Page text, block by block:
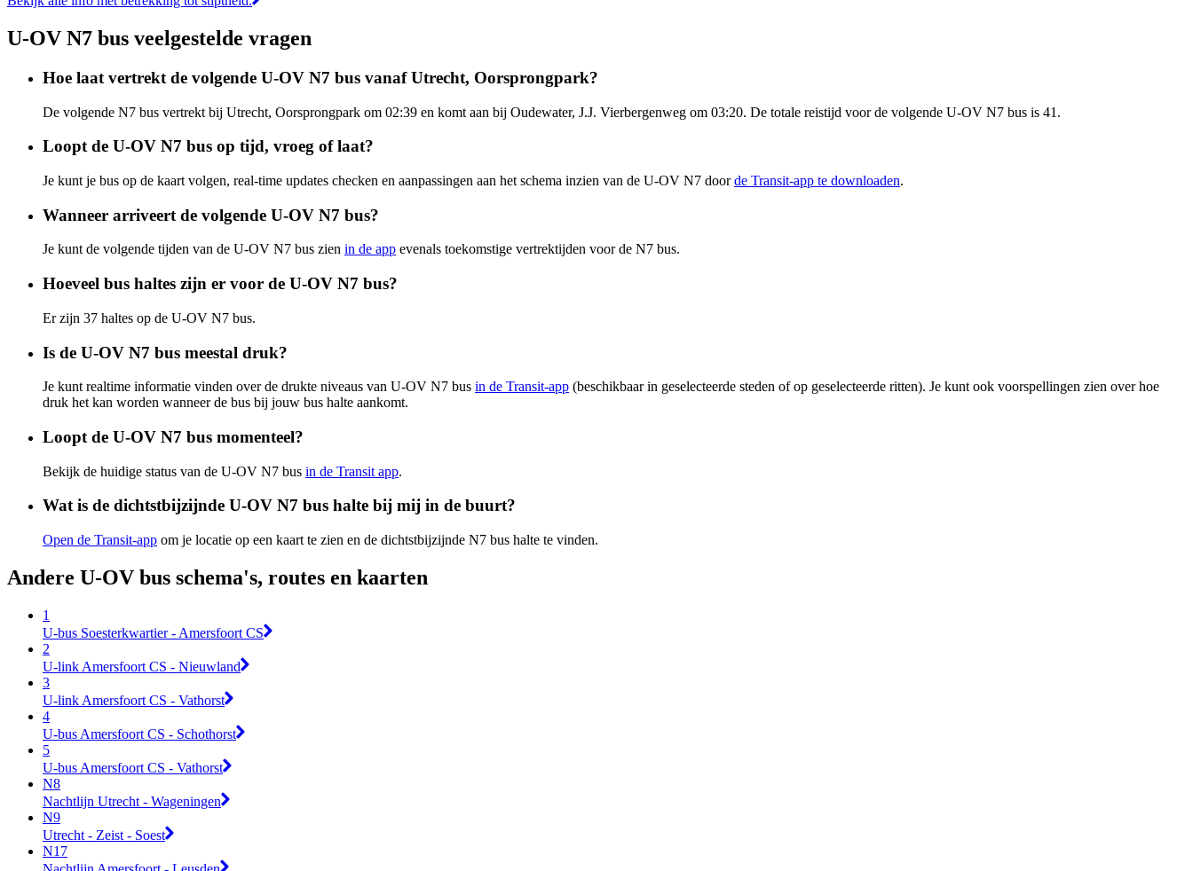
U-OV N7 bus veelgestelde vragen
Hoe laat vertrekt de volgende U-OV N7 bus vanaf Utrecht, Oorsprongpark?
De volgende N7 bus vertrekt bij Utrecht, Oorsprongpark om 02:39 en komt aan bij Oudewater, J.J. Vierbergenweg om 03:20. De totale reistijd voor de volgende U-OV N7 bus is 41.
Loopt de U-OV N7 bus op tijd, vroeg of laat?
Je kunt je bus op de kaart volgen, real-time updates checken en aanpassingen aan het schema inzien van de U-OV N7 doorde Transit-app te downloaden.
Wanneer arriveert de volgende U-OV N7 bus?
Je kunt de volgende tijden van de U-OV N7 bus zien in de app evenals toekomstige vertrektijden voor de N7 bus.
Hoeveel bus haltes zijn er voor de U-OV N7 bus?
Er zijn 37 haltes op de U-OV N7 bus.
Is de U-OV N7 bus meestal druk?
Je kunt realtime informatie vinden over de drukte niveaus van U-OV N7 bus in de Transit-app (beschikbaar in geselecteerde steden of op geselecteerde ritten). Je kunt ook voorspellingen zien over hoe
druk het kan worden wanneer de bus bij jouw bus halte aankomt.
Loopt de U-OV N7 bus momenteel?
Bekijk de huidige status van de U-OV N7 bus in de Transit app.
Wat is de dichtstbijzijnde U-OV N7 bus halte bij mij in de buurt?
Open de Transit-app om je locatie op een kaart te zien en de dichtstbijzijnde N7 bus halte te vinden.
Andere U-OV bus schema's, routes en kaarten
1
U-bus Soesterkwartier - Amersfoort CS
2
U-link Amersfoort CS - Nieuwland
3
U-link Amersfoort CS - Vathorst
4
U-bus Amersfoort CS - Schothorst
5
U-bus Amersfoort CS - Vathorst
N8
Nachtlijn Utrecht - Wageningen
N9
Utrecht - Zeist - Soest
N17